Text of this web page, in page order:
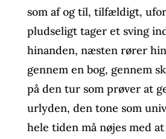
som af og til, tilfældigt,
pludseligt tager et sving
hinanden, næsten rører
gennem en bog, gennem
på den tur som prøver at
urlyden, den tone som
hele tiden må nøjes med